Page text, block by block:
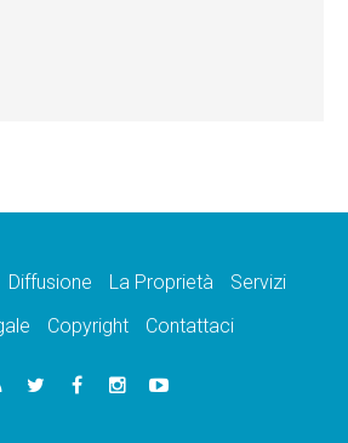
Diffusione La Proprietà
Servizi
Copyright Contattaci